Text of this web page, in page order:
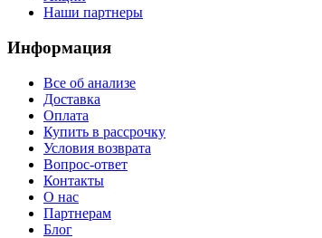
Наши партнеры
Информация
Все об анализе
Доставка
Оплата
Купить в рассрочку
Условия возврата
Вопрос-ответ
Контакты
О нас
Партнерам
Блог